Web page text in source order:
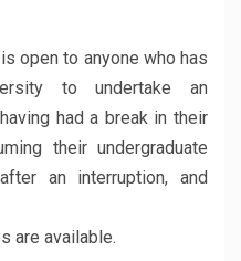
open to anyone who has
to undertake an
had a break in their
their undergraduate
an interruption, and
are available.